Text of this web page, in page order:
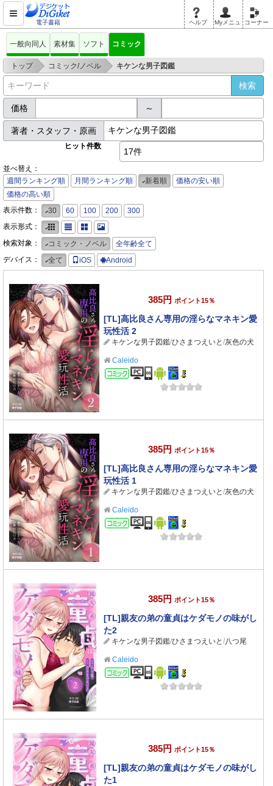
電子書籍 ヘルプ Myメニュ コーナー
一般向同人 素材集 ソフト コミック
トップ > コミック/ノベル > キケンな男子図鑑
価格 ～
著者・スタッフ・原画
ヒット件数
17件
並べ替え：
週間ランキング順
月間ランキング順 新着順
価格の安い順
価格の高い順
表示件数：
30 60 100 200
300
表示形式：
検索対象：
コミック・ノベル
全年齢全て
デバイス：
全て iOS Android
385円 ポイント15％
[TL]高比良さん専用の淫らなマネキン愛
玩性活 2
キケンな男子図鑑/ひさまつえいと /灰色の犬
Caleido
コミック
385円 ポイント15％
[TL]高比良さん専用の淫らなマネキン愛
玩性活 1
キケンな男子図鑑/ひさまつえいと /灰色の犬
Caleido
コミック
385円 ポイント15％
[TL]親友の弟の童貞はケダモノの味がし
た2
キケンな男子図鑑/ひさまつえいと /八つ尾
Caleido
コミック
385円 ポイント15％
[TL]親友の弟の童貞はケダモノの味がし
た1